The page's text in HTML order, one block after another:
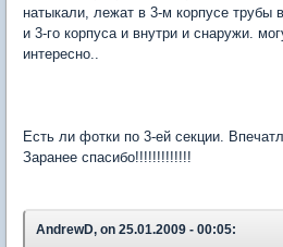
натыкали, лежат в 3-м корпусе трубы
и 3-го корпуса и внутри и снаружи.
интересно..
Есть ли фотки по 3-ей секции.
Заранее спасибо!!!!!!!!!!!!!
AndrewD, on 25.01.2009 - 00:05: